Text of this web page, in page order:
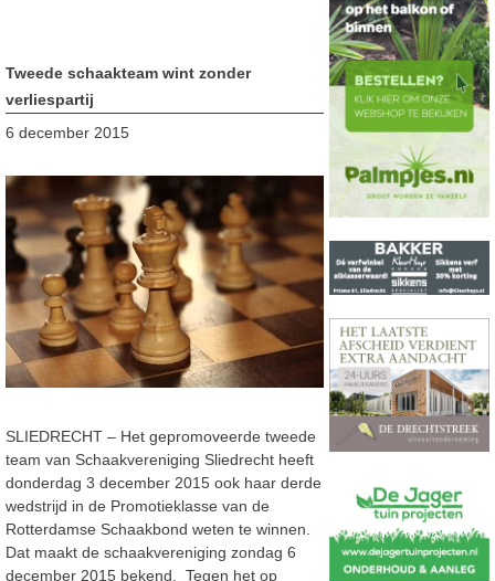
Tweede schaakteam wint zonder
verliespartij
6 december 2015
SLIEDRECHT – Het gepromoveerde tweede
team van Schaakvereniging Sliedrecht heeft
donderdag 3 december 2015 ook haar derde
wedstrijd in de Promotieklasse van de
Rotterdamse Schaakbond weten te winnen.
Dat maakt de schaakvereniging zondag 6
december 2015 bekend. Tegen het op